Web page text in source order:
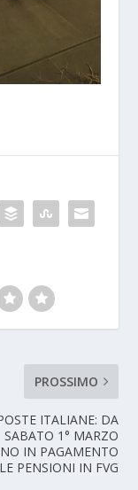
PROSSIMO
ITALIANE: DA
SABATO 1° MARZO
IN PAGAMENTO
LE PENSIONI IN FVG